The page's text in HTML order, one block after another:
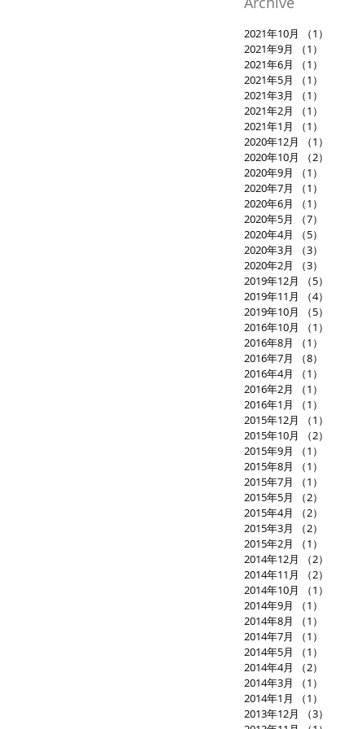
2021年10月 （1）
2021年9月
（1）
2021年6月
（1）
2021年5月
（1）
2021年3月
（1）
2021年2月
（1）
2021年1月
（1）
2020年12月
（1）
2020年10月
（2）
2020年9月
（1）
2020年7月
（1）
2020年6月
（1）
2020年5月
（7）
2020年4月
（5）
2020年3月
（3）
2020年2月
（3）
2019年12月
（5）
2019年11月
（4）
2019年10月
（5）
2016年10月
（1）
2016年8月
（1）
2016年7月
（8）
2016年4月
（1）
2016年2月
（1）
2016年1月
（1）
2015年12月
（1）
2015年10月
（2）
2015年9月
（1）
2015年8月
（1）
2015年7月
（1）
2015年5月
（2）
2015年4月
（2）
2015年3月
（2）
2015年2月
（1）
2014年12月
（2）
2014年11月
（2）
2014年10月
（1）
2014年9月
（1）
2014年8月
（1）
2014年7月
（1）
2014年5月
（1）
2014年4月
（2）
2014年3月
（1）
2014年1月
（1）
2013年12月
（3）